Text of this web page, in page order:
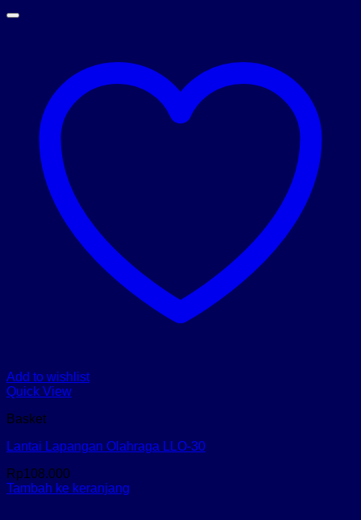
Add to wishlist
Quick View
Basket
Lantai Lapangan Olahraga LLO-30
Rp108.000
Tambah ke keranjang